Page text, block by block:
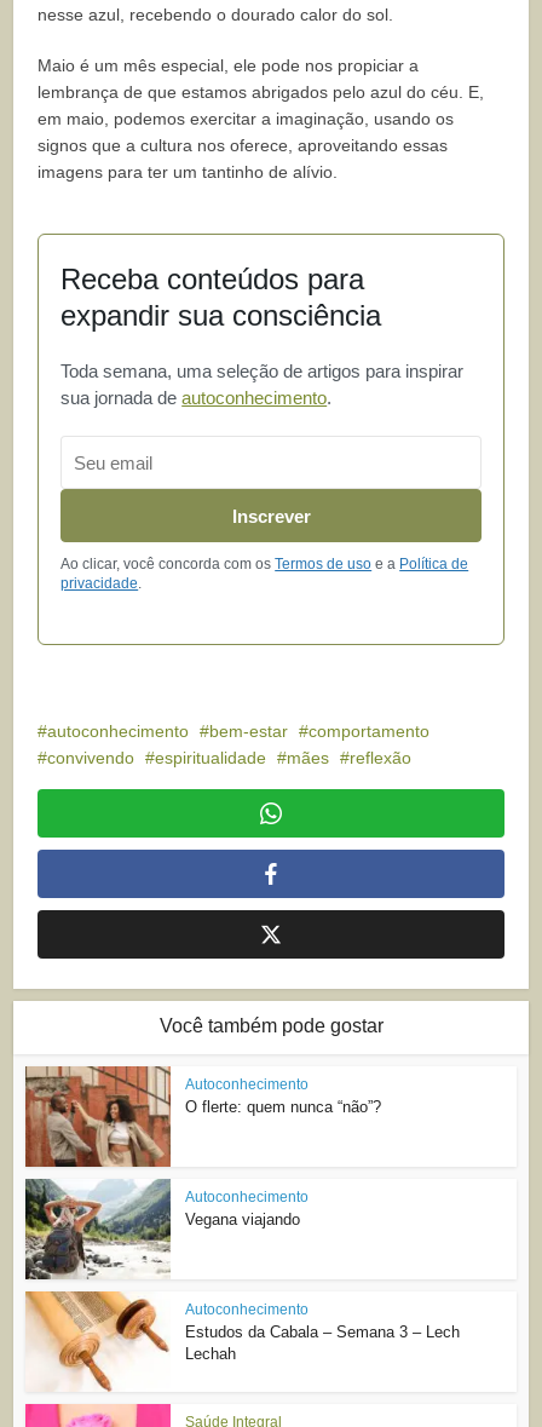
nesse azul, recebendo o dourado calor do sol.
Maio é um mês especial, ele pode nos propiciar a
lembrança de que estamos abrigados pelo azul do céu. E,
em maio, podemos exercitar a imaginação, usando os
signos que a cultura nos oferece, aproveitando essas
imagens para ter um tantinho de alívio.
Receba conteúdos para
expandir sua consciência
Toda semana, uma seleção de artigos para inspirar
sua jornada deautoconhecimento.
Inscrever
Ao clicar, você concorda com osTermos de uso e a Política de
privacidade.
autoconhecimento bem-estar
comportamento
convivendo
espiritualidade mães reflexão
Você também pode gostar
Autoconhecimento
O flerte: quem nunca “não”?
Autoconhecimento
Vegana viajando
Autoconhecimento
Estudos da Cabala – Semana 3 – Lech
Lechah
Saúde Integral